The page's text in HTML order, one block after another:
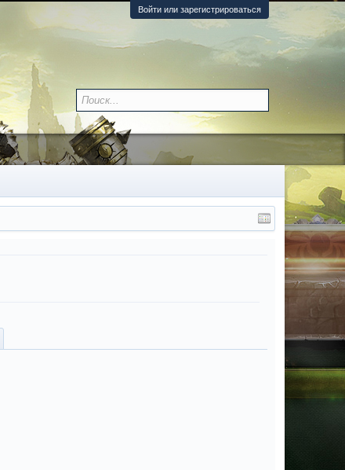
Войти или зарегистрироваться